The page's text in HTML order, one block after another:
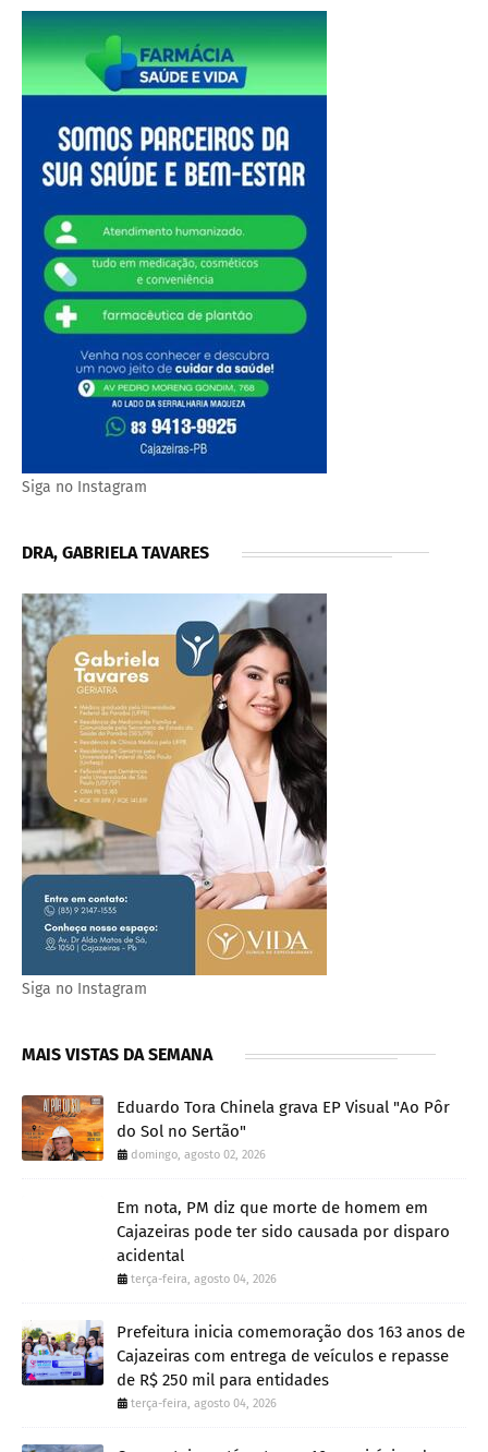
Siga no Instagram
DRA, GABRIELA TAVARES
Siga no Instagram
MAIS VISTAS DA SEMANA
Eduardo Tora Chinela grava EP Visual "Ao Pôr
do Sol no Sertão"
domingo, agosto 02, 2026
Em nota, PM diz que morte de homem em
Cajazeiras pode ter sido causada por disparo
acidental
terça-feira, agosto 04, 2026
Prefeitura inicia comemoração dos 163 anos de
Cajazeiras com entrega de veículos e repasse
de R$ 250 mil para entidades
terça-feira, agosto 04, 2026